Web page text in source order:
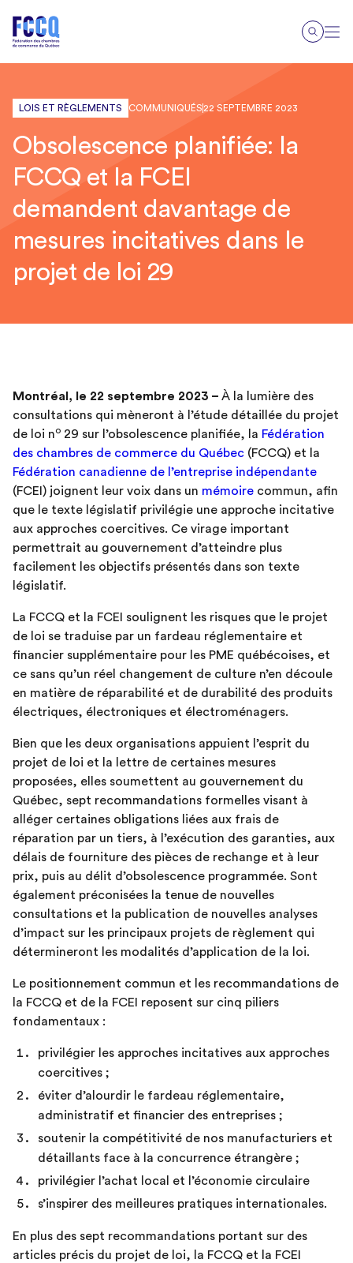
LOIS ET RÈGLEMENTS COMMUNIQUÉS 22 SEPTEMBRE 2023
Obsolescence planifiée: la
FCCQ et la FCEI
demandent davantage de
mesures incitatives dans le
projet de loi 29
Montréal, le 22 septembre 2023 – À la lumière des
consultations qui mèneront à l’étude détaillée du projet
de loi no 29 sur l’obsolescence planifiée, la Fédération
des chambres de commerce du Québec (FCCQ) et la
Fédération canadienne de l’entreprise indépendante
(FCEI) joignent leur voix dans un mémoire commun, afin
que le texte législatif privilégie une approche incitative
aux approches coercitives. Ce virage important
permettrait au gouvernement d’atteindre plus
facilement les objectifs présentés dans son texte
législatif.
La FCCQ et la FCEI soulignent les risques que le projet
de loi se traduise par un fardeau réglementaire et
financier supplémentaire pour les PME québécoises, et
ce sans qu’un réel changement de culture n’en découle
en matière de réparabilité et de durabilité des produits
électriques, électroniques et électroménagers.
Bien que les deux organisations appuient l’esprit du
projet de loi et la lettre de certaines mesures
proposées, elles soumettent au gouvernement du
Québec, sept recommandations formelles visant à
alléger certaines obligations liées aux frais de
réparation par un tiers, à l’exécution des garanties, aux
délais de fourniture des pièces de rechange et à leur
prix, puis au délit d’obsolescence programmée. Sont
également préconisées la tenue de nouvelles
consultations et la publication de nouvelles analyses
d’impact sur les principaux projets de règlement qui
détermineront les modalités d’application de la loi.
Le positionnement commun et les recommandations de
la FCCQ et de la FCEI reposent sur cinq piliers
fondamentaux :
privilégier les approches incitatives aux approches
coercitives ;
éviter d’alourdir le fardeau réglementaire,
administratif et financier des entreprises ;
soutenir la compétitivité de nos manufacturiers et
détaillants face à la concurrence étrangère ;
privilégier l’achat local et l’économie circulaire
s’inspirer des meilleures pratiques internationales.
En plus des sept recommandations portant sur des
articles précis du projet de loi, la FCCQ et la FCEI